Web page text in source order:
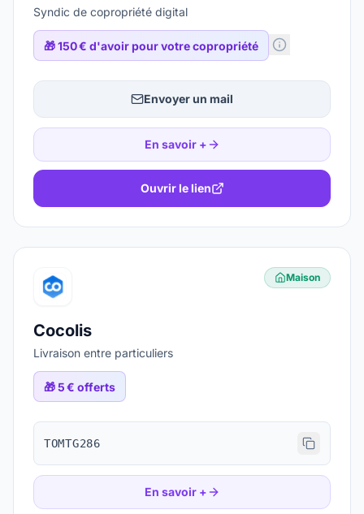
Syndic de copropriété digital
🎁150 € d'avoir pour votre copropriété
Envoyer un mail
En savoir +
Ouvrir le lien
Maison
Cocolis
Livraison entre particuliers
🎁5 € offerts
TOMTG286
En savoir +